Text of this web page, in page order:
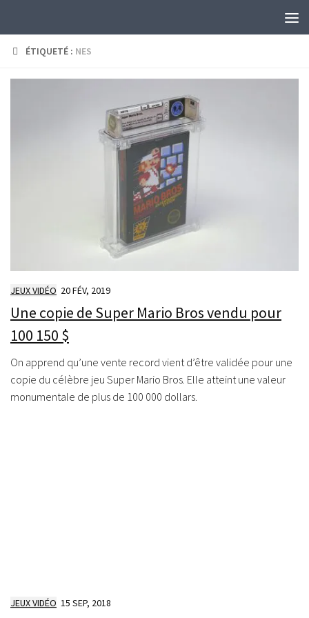
ÉTIQUETÉ : NES
JEUX VIDÉO 20 FÉV, 2019
Une copie de Super Mario Bros vendu pour
100 150 $
On apprend qu’une vente record vient d’être validée pour une
copie du célèbre jeu Super Mario Bros. Elle atteint une valeur
monumentale de plus de 100 000 dollars.
JEUX VIDÉO 15 SEP, 2018